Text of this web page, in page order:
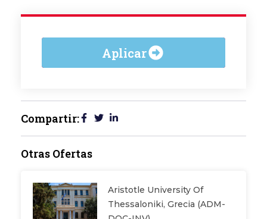
Aplicar
Compartir:
Otras Ofertas
Aristotle University Of
Thessaloniki, Grecia (ADM-